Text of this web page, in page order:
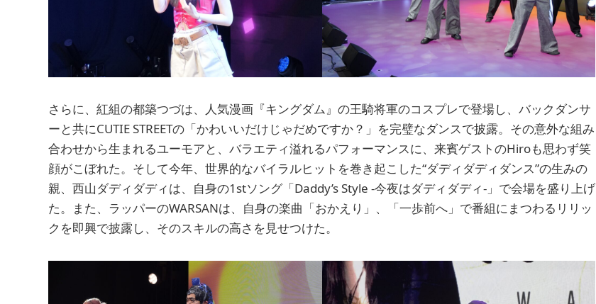
さらに、紅組の都築つづは、人気漫画『キングダム』の王騎将軍のコスプレで登場し、バックダンサ
ーと共にCUTIE STREETの「かわいいだけじゃだめですか？」を完璧なダンスで披露。その意外な組み
合わせから生まれるユーモアと、バラエティ溢れるパフォーマンスに、来賓ゲストのHiroも思わず笑
顔がこぼれた。そして今年、世界的なバイラルヒットを巻き起こした“ダディダディダンス”の生みの
親、西山ダディダディは、自身の1stソング「Daddy’s Style -今夜はダディダディ-」で会場を盛り上げ
た。また、ラッパーのWARSANは、自身の楽曲「おかえり」、「一歩前へ」で番組にまつわるリリッ
クを即興で披露し、そのスキルの高さを見せつけた。